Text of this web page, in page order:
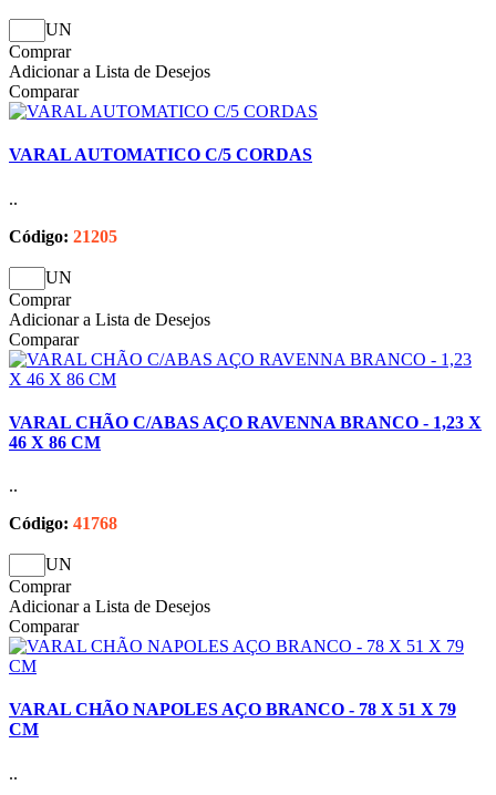
UN
Comprar
Adicionar a Lista de Desejos
Comparar
VARAL AUTOMATICO C/5 CORDAS
..
Código: 21205
UN
Comprar
Adicionar a Lista de Desejos
Comparar
VARAL CHÃO C/ABAS AÇO RAVENNA BRANCO - 1,23 X
46 X 86 CM
..
Código: 41768
UN
Comprar
Adicionar a Lista de Desejos
Comparar
VARAL CHÃO NAPOLES AÇO BRANCO - 78 X 51 X 79
CM
..